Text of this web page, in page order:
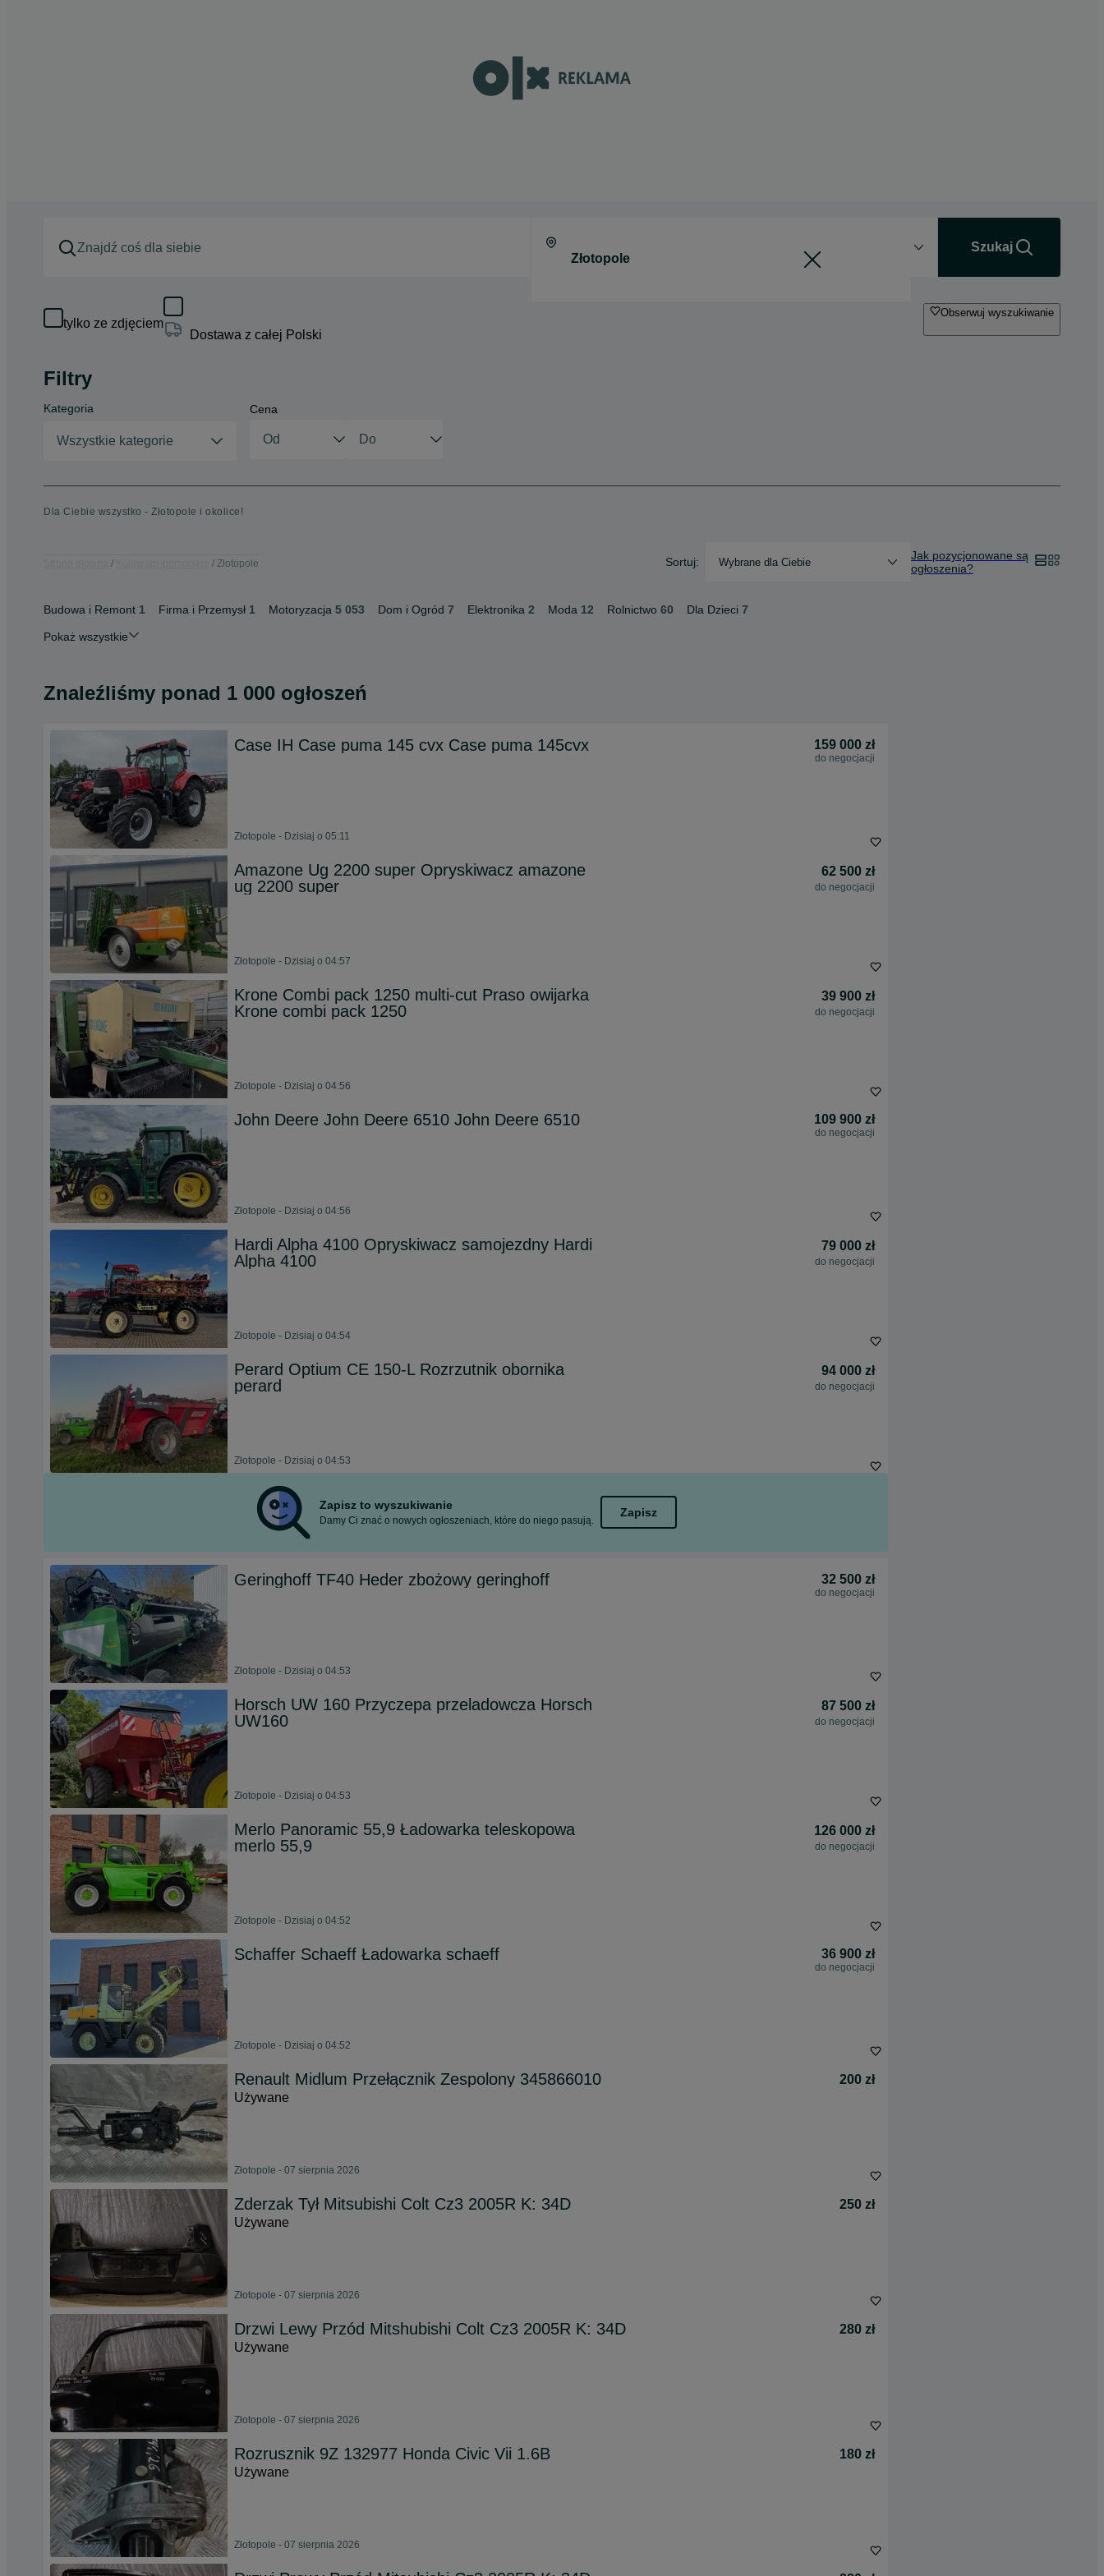
Szukaj
tylko ze zdjęciem
Dostawa z całej Polski
Obserwuj wyszukiwanie
Filtry
Kategoria
Wszystkie kategorie
Cena
Dla Ciebie wszystko - Złotopole i okolice!
Złotopole Sortuj: Wybrane dla Ciebie
Jak pozycjonowane są
ogłoszenia?
Budowa i Remont 1 Firma i Przemysł 1 Motoryzacja 5 053 Dom i Ogród 7 Elektronika 2 Moda 12 Rolnictwo 60 Dla Dzieci 7
Pokaż wszystkie
Znaleźliśmy ponad 1 000 ogłoszeń
Case IH Case puma 145 cvx Case puma 145cvx 159 000 zł
do negocjacji
Złotopole - Dzisiaj o 05:11
Amazone Ug 2200 super Opryskiwacz amazone
ug 2200 super
62 500 zł
do negocjacji
Złotopole - Dzisiaj o 04:57
Krone Combi pack 1250 multi-cut Praso owijarka
Krone combi pack 1250
39 900 zł
do negocjacji
Złotopole - Dzisiaj o 04:56
John Deere John Deere 6510 John Deere 6510 109 900 zł
do negocjacji
Złotopole - Dzisiaj o 04:56
Hardi Alpha 4100 Opryskiwacz samojezdny Hardi
Alpha 4100
79 000 zł
do negocjacji
Złotopole - Dzisiaj o 04:54
Perard Optium CE 150-L Rozrzutnik obornika
perard
94 000 zł
do negocjacji
Złotopole - Dzisiaj o 04:53
Zapisz to wyszukiwanie
Damy Ci znać o nowych ogłoszeniach, które do niego pasują.
Zapisz
Geringhoff TF40 Heder zbożowy geringhoff 32 500 zł
do negocjacji
Złotopole - Dzisiaj o 04:53
Horsch UW 160 Przyczepa przeladowcza Horsch
UW160
87 500 zł
do negocjacji
Złotopole - Dzisiaj o 04:53
Merlo Panoramic 55,9 Ładowarka teleskopowa
merlo 55,9
126 000 zł
do negocjacji
Złotopole - Dzisiaj o 04:52
Schaffer Schaeff Ładowarka schaeff 36 900 zł
do negocjacji
Złotopole - Dzisiaj o 04:52
Renault Midlum Przełącznik Zespolony 345866010
200 zł
Używane
Złotopole - 07 sierpnia 2026
Zderzak Tył Mitsubishi Colt Cz3 2005R K: 34D
250 zł
Używane
Złotopole - 07 sierpnia 2026
Drzwi Lewy Przód Mitshubishi Colt Cz3 2005R K: 34D
280 zł
Używane
Złotopole - 07 sierpnia 2026
Rozrusznik 9Z 132977 Honda Civic Vii 1.6B
180 zł
Używane
Złotopole - 07 sierpnia 2026